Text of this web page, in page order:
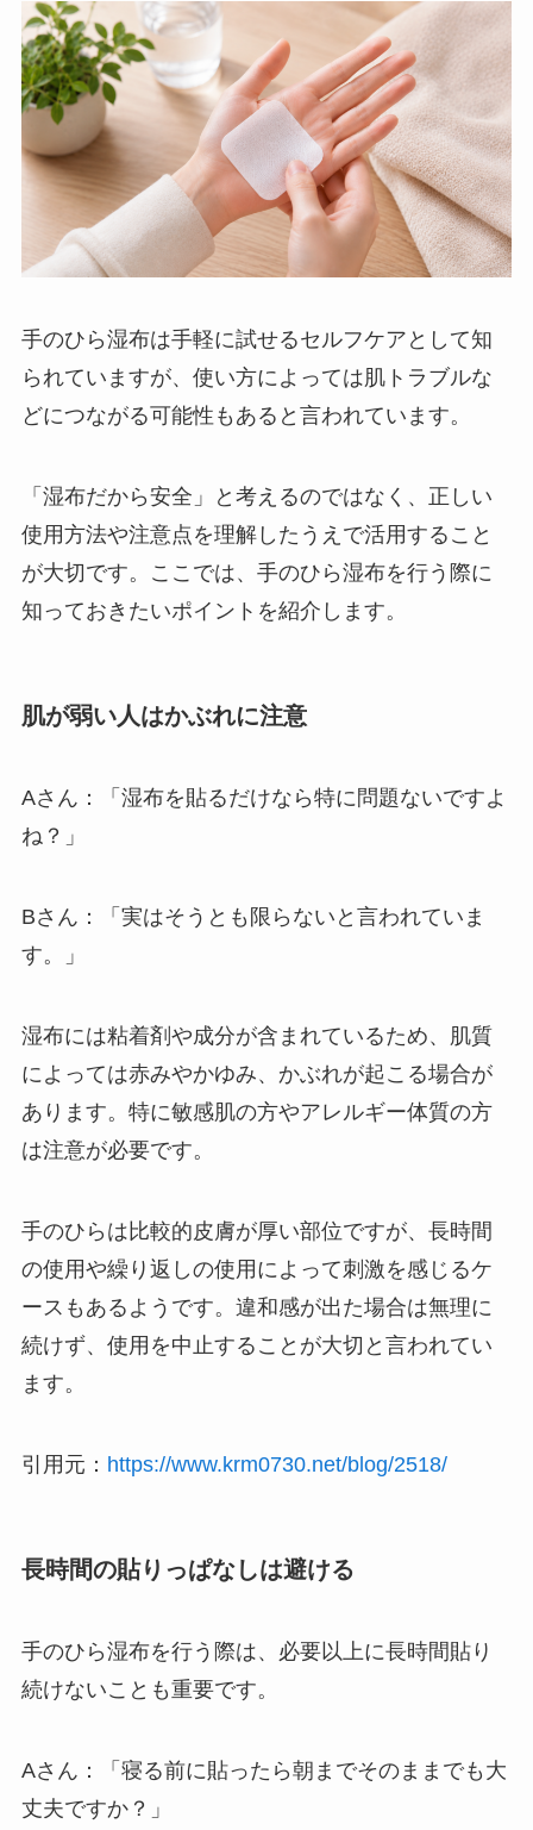
手のひら湿布は手軽に試せるセルフケアとして知
られていますが、使い方によっては肌トラブルな
どにつながる可能性もあると言われています。
「湿布だから安全」と考えるのではなく、正しい
使用方法や注意点を理解したうえで活用すること
が大切です。ここでは、手のひら湿布を行う際に
知っておきたいポイントを紹介します。
肌が弱い人はかぶれに注意
Aさん：「湿布を貼るだけなら特に問題ないですよ
ね？」
Bさん：「実はそうとも限らないと言われていま
す。」
湿布には粘着剤や成分が含まれているため、肌質
によっては赤みやかゆみ、かぶれが起こる場合が
あります。特に敏感肌の方やアレルギー体質の方
は注意が必要です。
手のひらは比較的皮膚が厚い部位ですが、長時間
の使用や繰り返しの使用によって刺激を感じるケ
ースもあるようです。違和感が出た場合は無理に
続けず、使用を中止することが大切と言われてい
ます。
引用元： https://www.krm0730.net/blog/2518/
長時間の貼りっぱなしは避ける
手のひら湿布を行う際は、必要以上に長時間貼り
続けないことも重要です。
Aさん：「寝る前に貼ったら朝までそのままでも大
丈夫ですか？」